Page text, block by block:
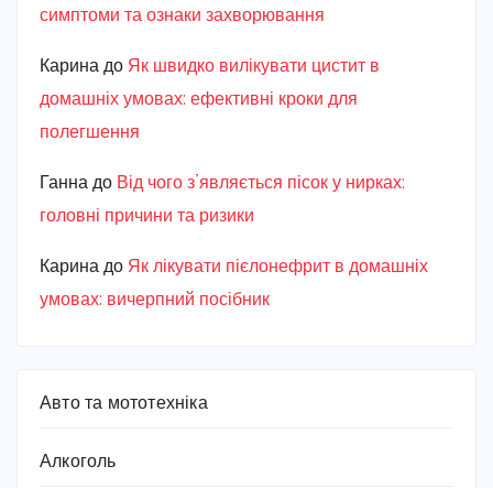
симптоми та ознаки захворювання
Карина до Як швидко вилікувати цистит в
домашніх умовах: ефективні кроки для
полегшення
Ганна до Від чого з’являється пісок у нирках:
головні причини та ризики
Карина до Як лікувати пієлонефрит в домашніх
умовах: вичерпний посібник
Авто та мототехніка
Алкоголь